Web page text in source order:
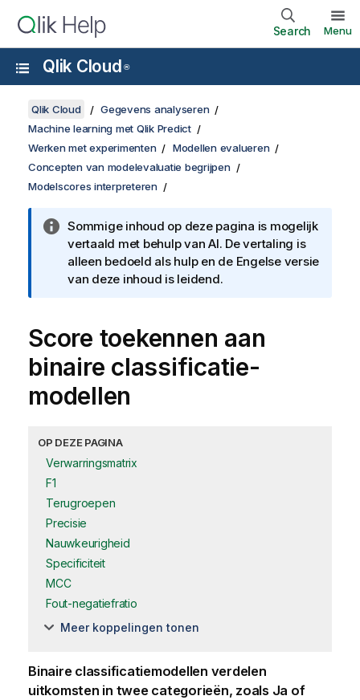
Search Menu
Qlik Cloud ®
Qlik Cloud
Gegevens analyseren
Machine learning met Qlik Predict
Werken met experimenten
Modellen evalueren
Concepten van modelevaluatie begrijpen
Modelscores interpreteren
Sommige inhoud op deze pagina is mogelijk
vertaald met behulp van AI. De vertaling is
alleen bedoeld als hulp en de Engelse versie
van deze inhoud is leidend.
Score toekennen aan
binaire classificatie-
modellen
OP DEZE PAGINA
Verwarringsmatrix
F1
Terugroepen
Precisie
Nauwkeurigheid
Specificiteit
MCC
Fout-negatiefratio
Meer koppelingen tonen
Binaire classificatiemodellen verdelen
uitkomsten in twee categorieën, zoals Ja of